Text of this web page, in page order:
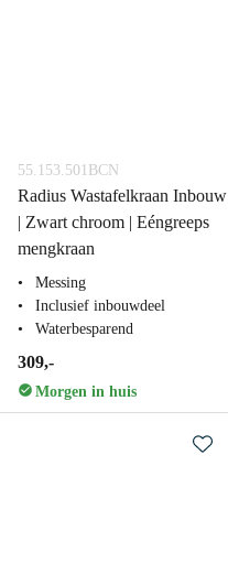
55.153.501BCN
Radius Wastafelkraan Inbouw
| Zwart chroom | Eéngreeps
mengkraan
Messing
Inclusief inbouwdeel
Waterbesparend
309,-
Morgen in huis